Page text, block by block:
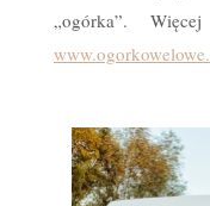
„ogórka”.